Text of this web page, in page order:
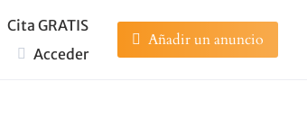
Cita GRATIS
Acceder
Añadir un anuncio